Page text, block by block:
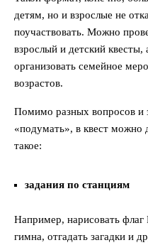
детям, но и взрослые не
поучаствовать. Можно
взрослый и детский
организовать семейное
возрастов.
Помимо разных вопросов и
«подумать», в квест можно
такое:
задания по станциям
Например, нарисовать флаг
гимна, отгадать загадки и